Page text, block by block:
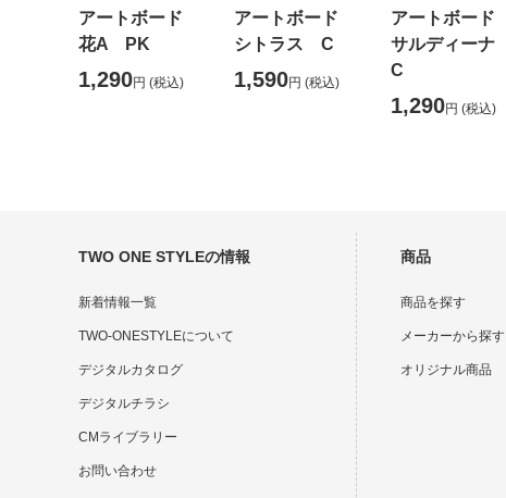
アートボード
花A PK
1,290円 (税込)
アートボード
シトラス C
1,590円 (税込)
アートボード
サルディーナ
C
1,290円 (税込)
TWO ONE STYLEの情報
新着情報一覧
TWO-ONESTYLEについて
デジタルカタログ
デジタルチラシ
CMライブラリー
お問い合わせ
商品
商品を探す
メーカーから探す
オリジナル商品